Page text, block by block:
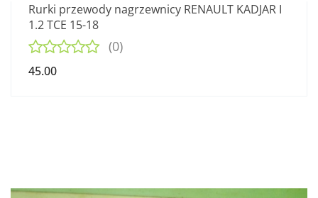
Rurki przewody nagrzewnicy RENAULT KADJAR I
1.2 TCE 15-18
(0)
45.00